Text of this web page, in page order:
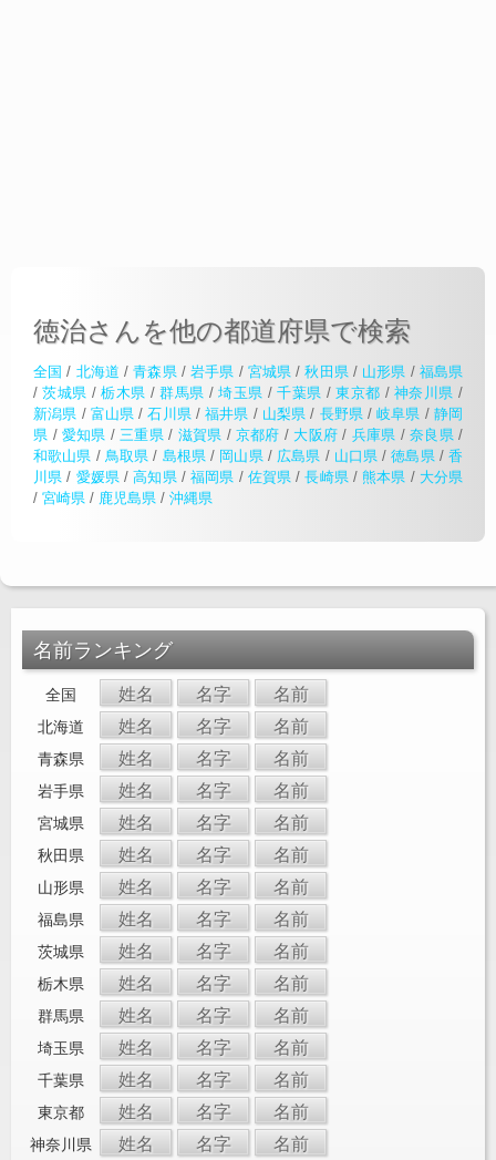
徳治さんを他の都道府県で検索
全国 / 北海道 /青森県/ 岩手県 / 宮城県 /秋田県/ 山形県 / 福島県
/茨城県 /栃木県 /群馬県 /埼玉県 /千葉県 /東京都 /神奈川県 /
新潟県 / 富山県 /石川県/福井県 / 山梨県 / 長野県/岐阜県 / 静岡
県 / 愛知県 /三重県 / 滋賀県 / 京都府 / 大阪府 / 兵庫県 / 奈良県/
和歌山県 / 鳥取県 / 島根県/ 岡山県/ 広島県 / 山口県 /徳島県/香
川県 / 愛媛県/高知県/ 福岡県 / 佐賀県 /長崎県/熊本県 / 大分県
/ 宮崎県 / 鹿児島県 / 沖縄県
名前ランキング
全国 姓名 名字 名前
北海道 姓名 名字 名前
青森県 姓名 名字 名前
岩手県 姓名 名字 名前
宮城県 姓名 名字 名前
秋田県 姓名 名字 名前
山形県 姓名 名字 名前
福島県 姓名 名字 名前
茨城県 姓名 名字 名前
栃木県 姓名 名字 名前
群馬県 姓名 名字 名前
埼玉県 姓名 名字 名前
千葉県 姓名 名字 名前
東京都 姓名 名字 名前
神奈川県 姓名 名字 名前